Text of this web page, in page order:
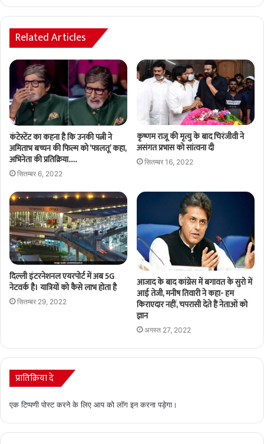
Related Articles
कंटेस्टेंट का कहना है कि उनकी पत्नी ने
अमिताभ बच्चन की फिल्म को ‘फालतू’ कहा,
अभिनेता की प्रतिक्रिया…..
सितम्बर 6, 2022
कृष्णम राजू की मृत्यु के बाद चिरंजीवी ने
असंगत प्रभास को सांत्वना दी
सितम्बर 16, 2022
दिल्ली इंटरनेशनल एयरपोर्ट में अब 5G
नेटवर्क है। यात्रियों को कैसे लाभ होता है
सितम्बर 29, 2022
आजाद के बाद कांग्रेस में बगावत के सुरो में
आई तेजी, मनीष तिवारी ने कहा- हम
किराएदार नहीं, चपरासी देते हैं नेताओं को
ज्ञान
अगस्त 27, 2022
प्रातिक्रिया दे
एक टिप्पणी पोस्ट करने के लिए आप कोलॉग इनकरना पड़ेगा।